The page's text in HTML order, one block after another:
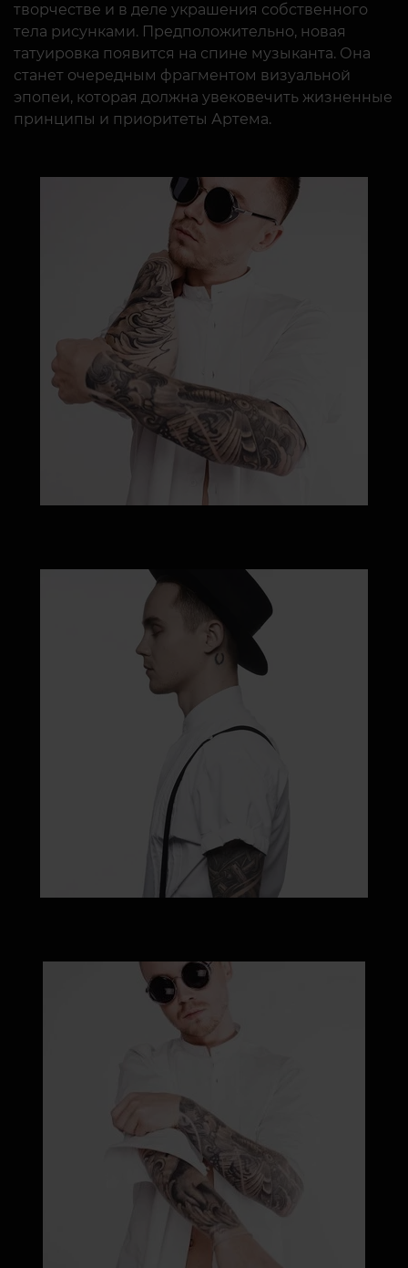
творчестве и в деле украшения собственного
тела рисунками. Предположительно, новая
татуировка появится на спине музыканта. Она
станет очередным фрагментом визуальной
эпопеи, которая должна увековечить жизненные
принципы и приоритеты Артема.